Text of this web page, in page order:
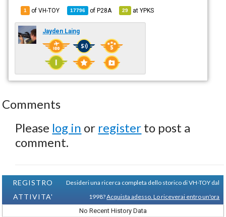
1 of VH-TOY 17796 ofP28A 29 atYPKS
Jayden Laing
Comments
Please log in or register to post a
comment.
REGISTRO
ATTIVITA'
Desideri una ricerca completa dello storico di VH-TOY dal
1998?Acquista adesso. Lo riceverai entro un'ora
No Recent History Data